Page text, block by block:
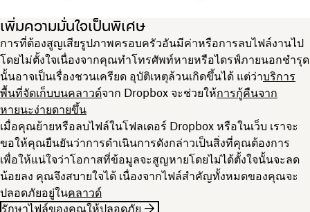
เพิ่มความมั่นใจเป็นพิเศษ
การที่ต้องสูญเสียรูปภาพครอบครัวอันมีค่าหรือการลบไฟล์งานไป
โดยไม่ตั้งใจเนื่องจากคุณทำโทรศัพท์หายหรือไดรฟ์ภายนอกชำรุด
นั้นอาจเป็นเรื่องชวนเครียด อุบัติเหตุล้วนเกิดขึ้นได้ แต่ว่าบริการ
พื้นที่จัดเก็บบนคลาวด์จาก Dropbox จะช่วยให้การกู้คืนจาก
หายนะง่ายดายขึ้น
เมื่อคุณย้ายหรือลบไฟล์ในโฟลเดอร์ Dropbox หรือในเว็บ เราจะ
ขอให้คุณยืนยันว่าการดำเนินการดังกล่าวเป็นสิ่งที่คุณต้องการ
เพื่อให้แน่ใจว่าโอกาสที่ข้อมูลจะสูญหายโดยไม่ได้ตั้งใจนั้นจะลด
น้อยลง คุณจึงสบายใจได้ เนื่องจากไฟล์สำคัญทั้งหมดของคุณจะ
ปลอดภัยอยู่ในคลาวด์
รักษาไฟล์ของคุณให้ปลอดภัย